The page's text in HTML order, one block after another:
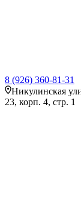
8 (926) 360-81-31
Никулинская
23, корп. 4, стр. 1